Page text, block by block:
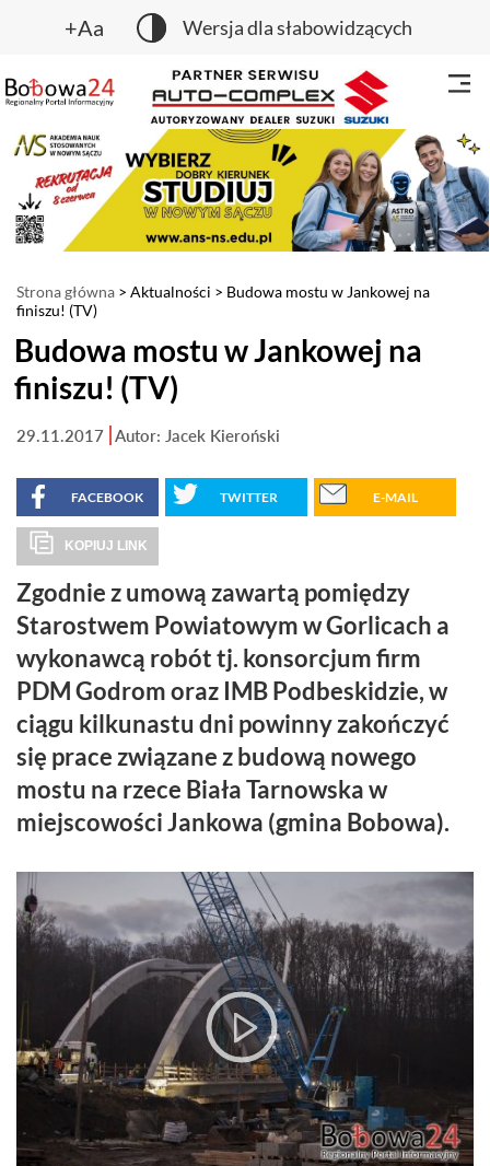
+Aa Wersja dla słabowidzących
Strona główna > Aktualności > Budowa mostu w Jankowej na
finiszu! (TV)
Budowa mostu w Jankowej na
finiszu! (TV)
29.11.2017 Autor: Jacek Kieroński
FACEBOOK TWITTER E-MAIL
KOPIUJ LINK
Zgodnie z umową zawartą pomiędzy
Starostwem Powiatowym w Gorlicach a
wykonawcą robót tj. konsorcjum firm
PDM Godrom oraz IMB Podbeskidzie, w
ciągu kilkunastu dni powinny zakończyć
się prace związane z budową nowego
mostu na rzece Biała Tarnowska w
miejscowości Jankowa (gmina Bobowa).